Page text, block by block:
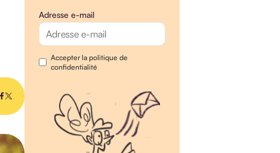
Adresse e-mail
Accepter la politique de
confidentialité